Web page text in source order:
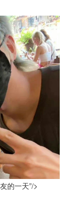
的一天”/>